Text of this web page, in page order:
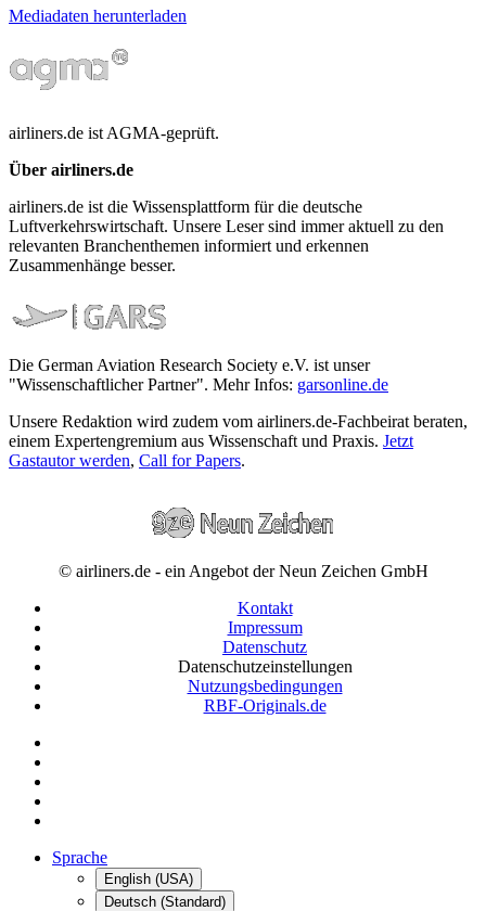
Mediadaten herunterladen
airliners.de ist AGMA-geprüft.
Über airliners.de
airliners.de ist die Wissensplattform für die deutsche
Luftverkehrswirtschaft. Unsere Leser sind immer aktuell zu den
relevanten Branchenthemen informiert und erkennen
Zusammenhänge besser.
Die German Aviation Research Society e.V. ist unser
"Wissenschaftlicher Partner". Mehr Infos: garsonline.de
Unsere Redaktion wird zudem vom airliners.de-Fachbeirat beraten,
einem Expertengremium aus Wissenschaft und Praxis. Jetzt
Gastautor werden, Call for Papers.
© airliners.de - ein Angebot der Neun Zeichen GmbH
Kontakt
Impressum
Datenschutz
Datenschutzeinstellungen
Nutzungsbedingungen
RBF-Originals.de
Sprache
English (USA)
Deutsch (Standard)